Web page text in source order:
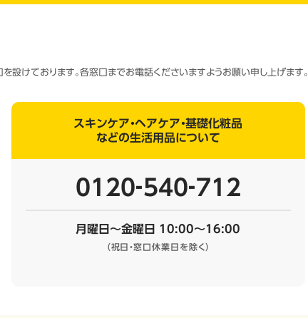
を設けております。各窓口までお電話くださいますようお願い申し上げます。
スキンケア・ヘアケア・基礎化粧品
などの生活用品について
0120‐540‐712
月曜日～金曜日 10:00～16:00
（祝日・窓口休業日を除く）